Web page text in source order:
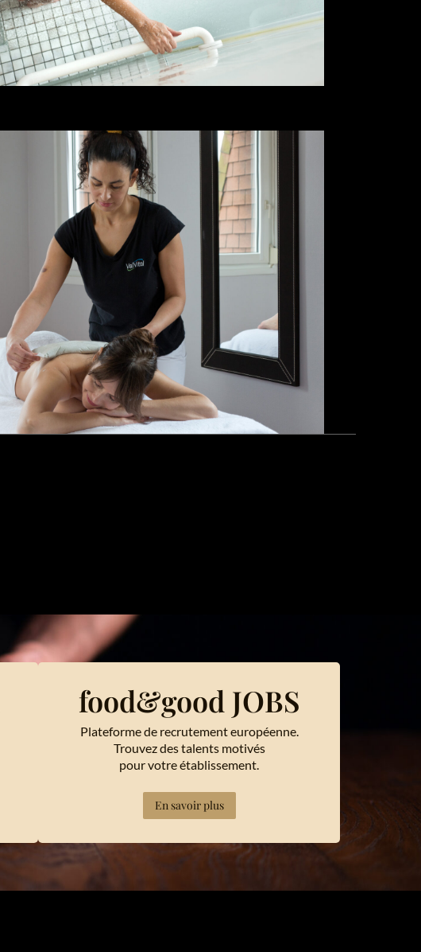
food&good JOBS
Plateforme de recrutement européenne.
Trouvez des talents motivés
pour votre établissement.
En savoir plus